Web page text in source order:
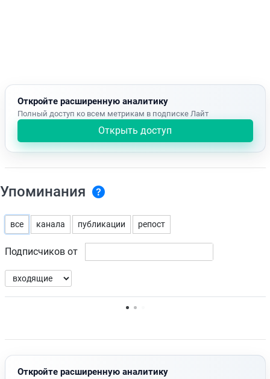
Откройте расширенную аналитику
Полный доступ ко всем метрикам в подписке Лайт
Открыть доступ
Упоминания
все канала публикации репост
Подписчиков от
Нет доступных упоминаний.
Откройте расширенную аналитику